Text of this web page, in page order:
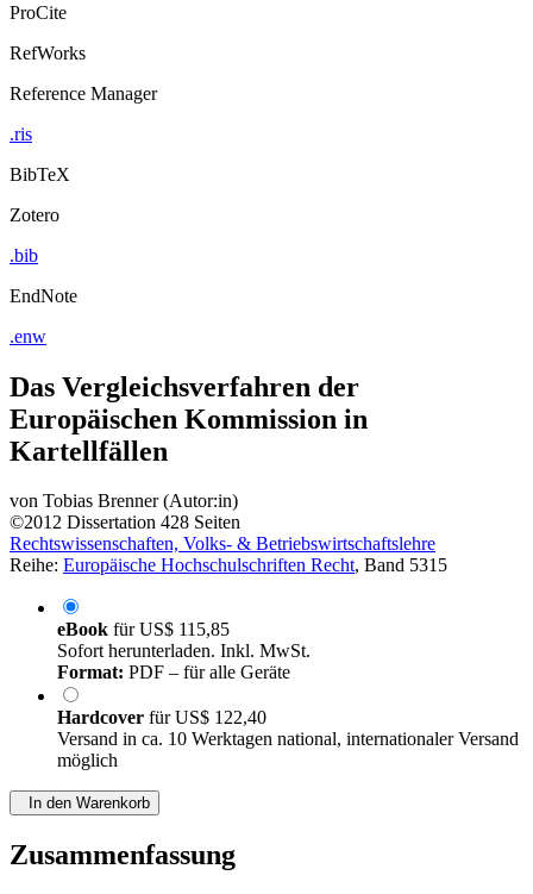
ProCite
RefWorks
Reference Manager
.ris
BibTeX
Zotero
.bib
EndNote
.enw
Das Vergleichsverfahren der
Europäischen Kommission in
Kartellfällen
von Tobias Brenner (Autor:in)
©2012 Dissertation 428 Seiten
Rechtswissenschaften, Volks- & Betriebswirtschaftslehre
Reihe: Europäische Hochschulschriften Recht, Band 5315
eBook fürUS$ 115,85
Sofort herunterladen. Inkl. MwSt.
Format: PDF – für alle Geräte
Hardcover fürUS$ 122,40
Versand in ca. 10 Werktagen national, internationaler Versand
möglich
In den Warenkorb
Zusammenfassung